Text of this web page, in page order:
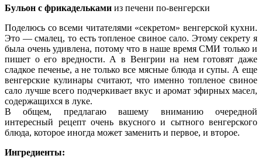
Бульон с фрикадельками из печени по-венгерски
Поделюсь со всеми читателями «секретом» венгерской кухни.
Это — смалец, то есть топленое свиное сало. Этому секрету я
была очень удивлена, потому что в наше время СМИ только и
пишет о его вредности. А в Венгрии на нeм готовят даже
сладкое печенье, а не только все мясные блюда и супы. А ещe
венгерские кулинары считают, что именно топленое свиное
сало лучше всего подчеркивает вкус и аромат эфирных масел,
содержащихся в луке.
В общем, предлагаю вашему вниманию очередной
интересный рецепт очень вкусного и сытного венгерского
блюда, которое иногда может заменить и первое, и второе.
Ингредиенты: